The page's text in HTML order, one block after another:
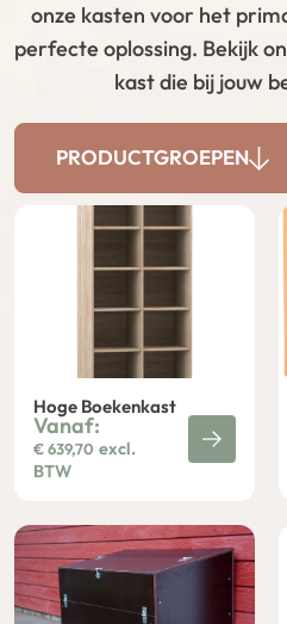
onze kasten voor het
perfecte oplossing. Bekijk
kast die bij jouw
PRODUCTGROEPEN
Hoge Boekenkast
Vanaf:
€639,70 excl.
BTW